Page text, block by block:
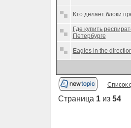
Кто делает блоки
Где купить
Петербурге
Eagles in the
Список
Страница 1из 54